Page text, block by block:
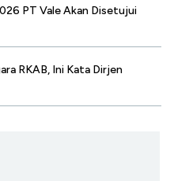
PT Vale Akan Disetujui
RKAB, Ini Kata Dirjen